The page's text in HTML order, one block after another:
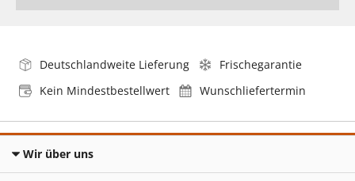
Deutschlandweite Lieferung
Frischegarantie
Kein Mindestbestellwert
Wunschliefertermin
Wir über uns